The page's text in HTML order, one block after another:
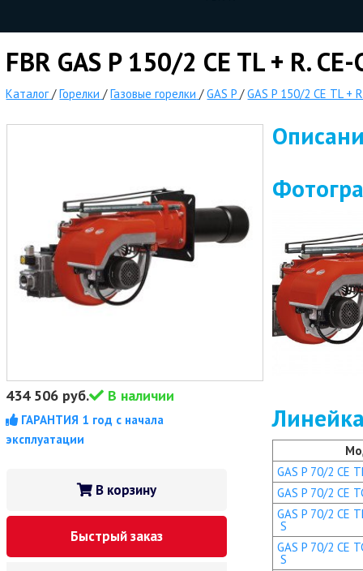
FBR GAS P 150/2 CE TL + R.
Каталог /Горелки /Газовые горелки /GAS P /GAS P 150/2 CE TL +
434 506 руб. В наличии
ГАРАНТИЯ 1 год с начала
эксплуатации
В корзину
Быстрый заказ
GAS P 70/2 CE
GAS P 70/2 CE
GAS P 70/2 CE
S
GAS P 70/2 CE
S